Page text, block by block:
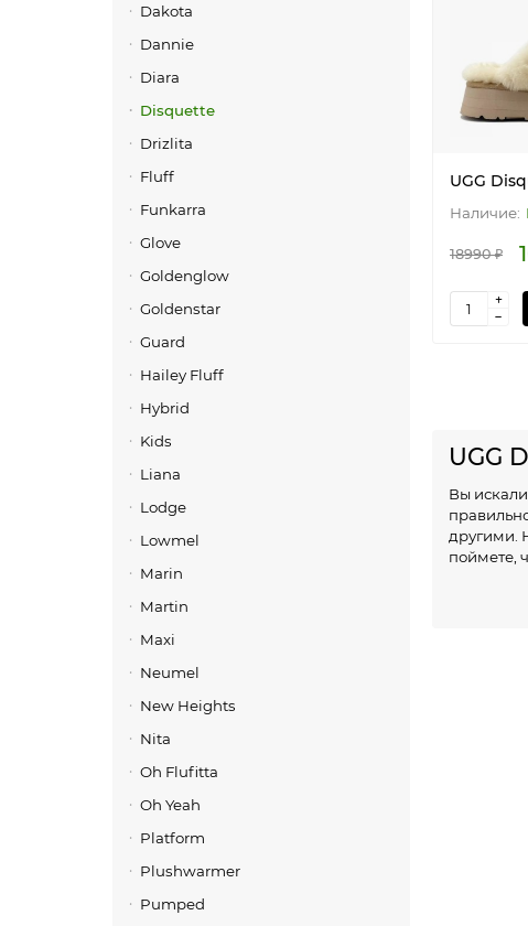
Dakota
Dannie
Diara
Disquette
Drizlita
Fluff
Funkarra
Glove
Goldenglow
Goldenstar
Guard
Hailey Fluff
Hybrid
Kids
Liana
Lodge
Lowmel
Marin
Martin
Maxi
Neumel
New Heights
Nita
Oh Flufitta
Oh Yeah
Platform
Plushwarmer
Pumped
UGG
18990 ₽
UGG
Вы искали
другими.
поймете,